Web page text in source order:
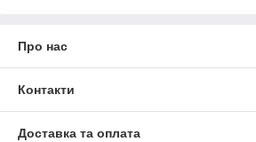
Про нас
Контакти
Доставка та оплата